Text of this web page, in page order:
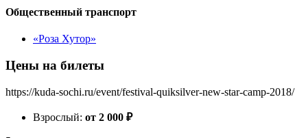
Общественный транспорт
«Роза Хутор»
Цены на билеты
https://kuda-sochi.ru/event/festival-quiksilver-new-star-camp-2018/
Взрослый: от 2 000 ₽